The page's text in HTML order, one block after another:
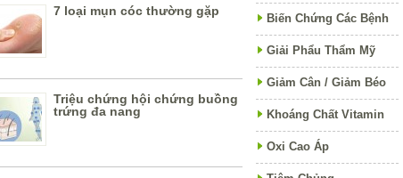
7 loại mụn cóc thường gặp
Triệu chứng hội chứng buồng
trứng đa nang
Biến Chứng Các Bệnh
Giải Phẩu Thẩm Mỹ
Giảm Cân / Giảm Béo
Khoáng Chất Vitamin
Oxi Cao Áp